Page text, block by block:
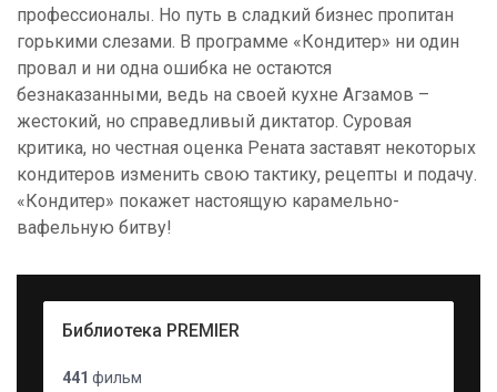
Активировать промокод
профессионалы. Но путь в сладкий бизнес пропитан
горькими слезами. В программе «Кондитер» ни один
провал и ни одна ошибка не остаются
безнаказанными, ведь на своей кухне Агзамов –
жестокий, но справедливый диктатор. Суровая
критика, но честная оценка Рената заставят некоторых
кондитеров изменить свою тактику, рецепты и подачу.
«Кондитер» покажет настоящую карамельно-
вафельную битву!
Библиотека PREMIER
441 фильм